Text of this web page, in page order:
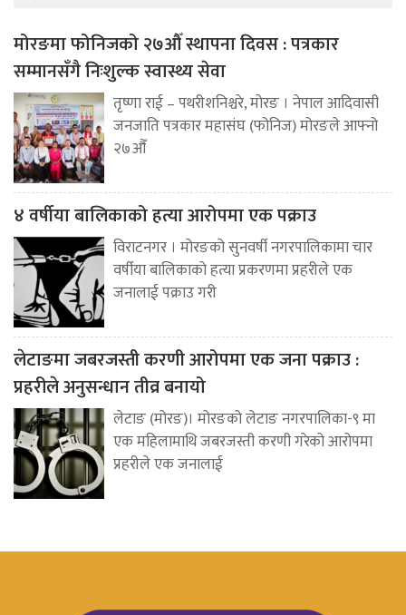
मोरङमा फोनिजको २७औँ स्थापना दिवस : पत्रकार
सम्मानसँगै निःशुल्क स्वास्थ्य सेवा
तृष्णा राई – पथरीशनिश्चरे, मोरङ । नेपाल आदिवासी
जनजाति पत्रकार महासंघ (फोनिज) मोरङले आफ्नो
२७औँ
४ वर्षीया बालिकाको हत्या आरोपमा एक पक्राउ
विराटनगर । मोरङको सुनवर्षी नगरपालिकामा चार
वर्षीया बालिकाको हत्या प्रकरणमा प्रहरीले एक
जनालाई पक्राउ गरी
लेटाङमा जबरजस्ती करणी आरोपमा एक जना पक्राउ :
प्रहरीले अनुसन्धान तीव्र बनायो
लेटाङ (मोरङ)। मोरङको लेटाङ नगरपालिका-९ मा
एक महिलामाथि जबरजस्ती करणी गरेको आरोपमा
प्रहरीले एक जनालाई